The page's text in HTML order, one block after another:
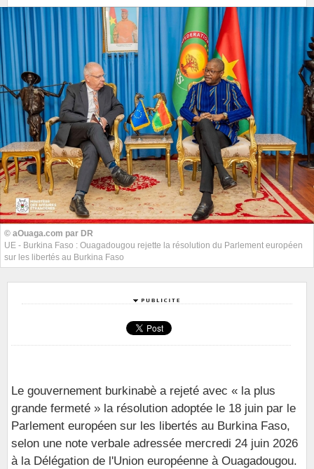
© aOuaga.com par DR
UE - Burkina Faso : Ouagadougou rejette la résolution du Parlement européen
sur les libertés au Burkina Faso
Le gouvernement burkinabè a rejeté avec « la plus
grande fermeté » la résolution adoptée le 18 juin par le
Parlement européen sur les libertés au Burkina Faso,
selon une note verbale adressée mercredi 24 juin 2026
à la Délégation de l'Union européenne à Ouagadougou.